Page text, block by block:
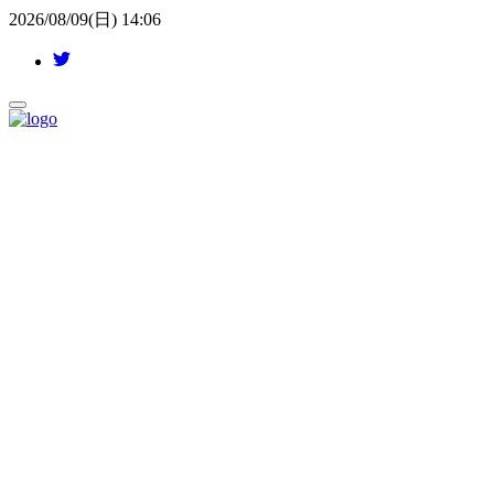
2026/08/09(日) 14:06